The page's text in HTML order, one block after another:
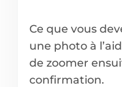
Ce que vous
une photo à
de zoomer
confirmation.